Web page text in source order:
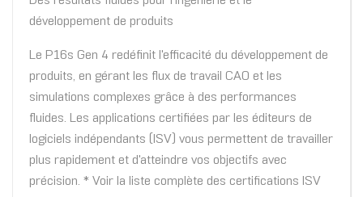
développement de produits
Le P16s Gen 4 redéfinit l'efficacité du développement de
produits, en gérant les flux de travail CAO et les
simulations complexes grâce à des performances
fluides. Les applications certifiées par les éditeurs de
logiciels indépendants (ISV) vous permettent de travailler
plus rapidement et d'atteindre vos objectifs avec
précision. * Voir la liste complète des certifications ISV